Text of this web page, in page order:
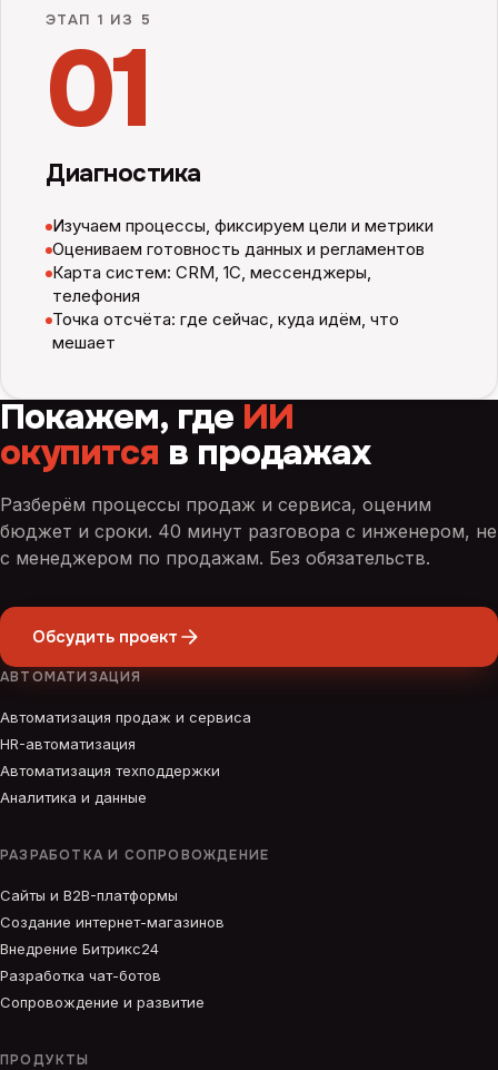
ЭТАП 1 ИЗ 5
01
Диагностика
Изучаем процессы, фиксируем цели и метрики
Оцениваем готовность данных и регламентов
Карта систем: CRM, 1С, мессенджеры,
телефония
Точка отсчёта: где сейчас, куда идём, что
мешает
Покажем, где ИИ
окупится в продажах
Разберём процессы продаж и сервиса, оценим
бюджет и сроки. 40 минут разговора с инженером, не
с менеджером по продажам. Без обязательств.
Обсудить проект
АВТОМАТИЗАЦИЯ
Автоматизация продаж и сервиса
HR-автоматизация
Автоматизация техподдержки
Аналитика и данные
РАЗРАБОТКА И СОПРОВОЖДЕНИЕ
Сайты и B2B-платформы
Создание интернет-магазинов
Внедрение Битрикс24
Разработка чат-ботов
Сопровождение и развитие
ПРОДУКТЫ